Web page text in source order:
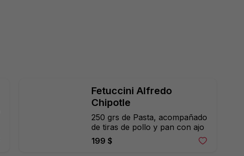
Fetuccini Alfredo
Chipotle
250 grs de Pasta, acompañado
de tiras de pollo y pan con ajo
199 $